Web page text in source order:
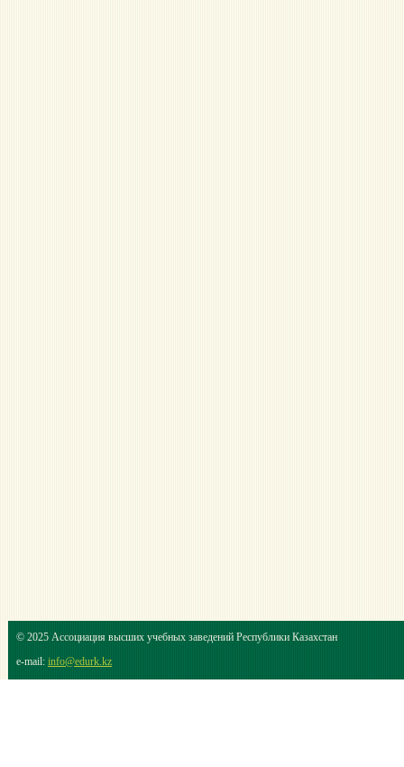
© 2025 Ассоциация высших учебных заведений Республики Казахстан
e-mail: info@edurk.kz